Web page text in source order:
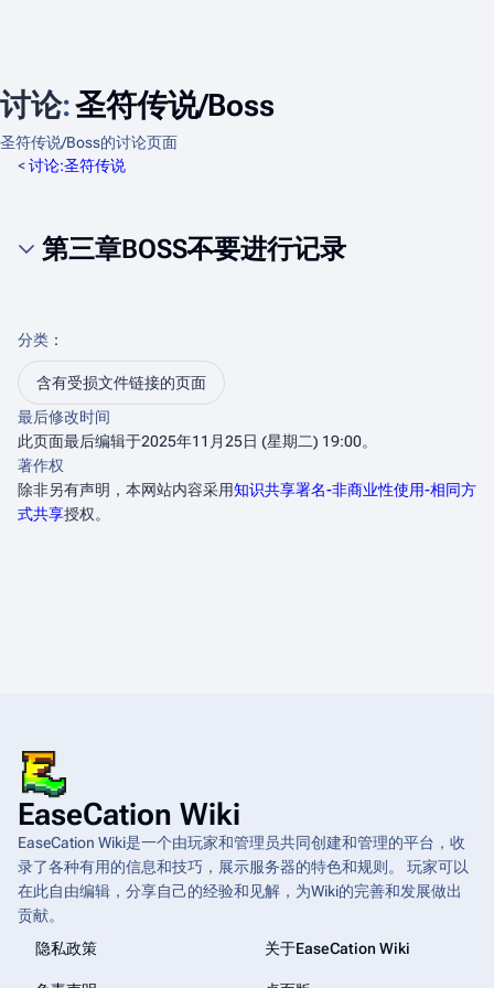
讨论:圣符传说/Boss
圣符传说/Boss的讨论页面
<讨论:圣符传说
第三章BOSS不要进行记录
分类 ：​
含有受损文件链接的页面
最后修改时间
此页面最后编辑于2025年11月25日 (星期二) 19:00。
著作权
除非另有声明，本网站内容采用知识共享署名-非商业性使用-相同方
式共享授权。
EaseCation Wiki
EaseCation Wiki是一个由玩家和管理员共同创建和管理的平台，收
录了各种有用的信息和技巧，展示服务器的特色和规则。 玩家可以
在此自由编辑，分享自己的经验和见解，为Wiki的完善和发展做出
贡献。
隐私政策
关于EaseCation Wiki